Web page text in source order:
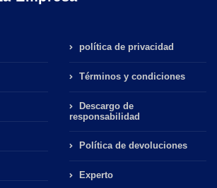
política de privacidad
Términos y condiciones
Descargo de
responsabilidad
Política de devoluciones
Experto